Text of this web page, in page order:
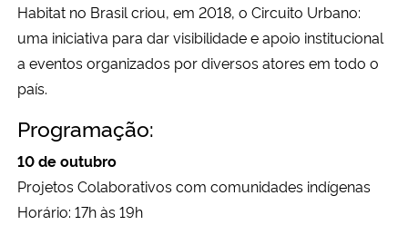
Habitat no Brasil criou, em 2018, o Circuito Urbano:
uma iniciativa para dar visibilidade e apoio institucional
a eventos organizados por diversos atores em todo o
país.
Programação:
10 de outubro
Projetos Colaborativos com comunidades indígenas
Horário: 17h às 19h